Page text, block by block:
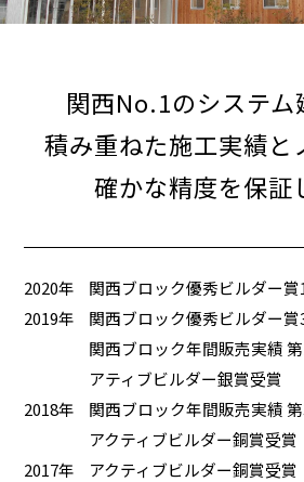
関西No.1のシステム
積み重ねた施工実績と
確かな精度を保証
2020年
関西ブロック優秀ビルダー賞
2019年
関西ブロック優秀ビルダー賞
関西ブロック年間販売実績
アティブビルダー銀賞受賞
2018年
関西ブロック年間販売実績
アクティブビルダー銅賞受賞
2017年
アクティブビルダー銅賞受賞